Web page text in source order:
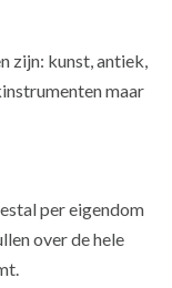
zijn: kunst, antiek,
maar
per eigendom
over de hele